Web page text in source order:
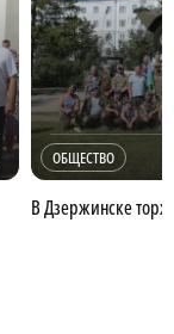
ОБЩЕСТВО
В Дзержинске